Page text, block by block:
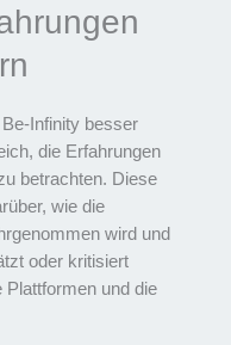
Infinity besser
die Erfahrungen
betrachten. Diese
wie die
wird und
oder kritisiert
und die